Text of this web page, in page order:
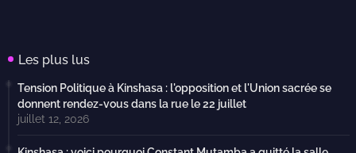
Les plus lus
Tension Politique à Kinshasa : l'opposition et l'Union sacrée se
donnent rendez-vous dans la rue le 22 juillet
juillet 12, 2026